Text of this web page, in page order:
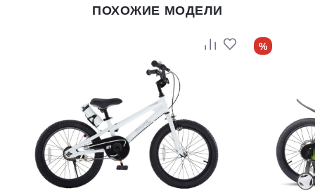
ПОХОЖИЕ МОДЕЛИ
%